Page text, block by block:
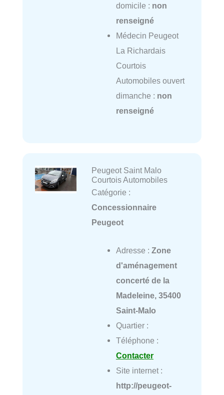
domicile : non
renseigné
Médecin Peugeot
La Richardais
Courtois
Automobiles ouvert
dimanche : non
renseigné
Peugeot Saint Malo
Courtois Automobiles
Catégorie :
Concessionnaire
Peugeot
Adresse : Zone
d'aménagement
concerté de la
Madeleine, 35400
Saint-Malo
Quartier :
Téléphone :
Contacter
Site internet :
http://peugeot-